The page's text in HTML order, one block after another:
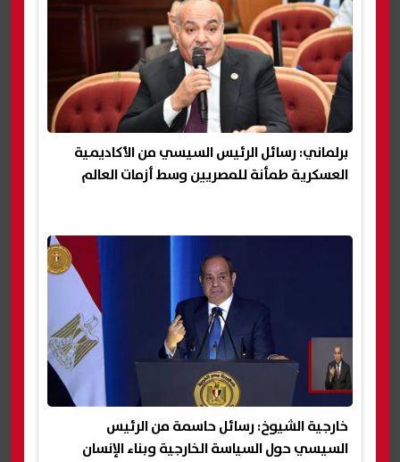
برلماني: رسائل الرئيس السيسي من الأكاديمية
العسكرية طمأنة للمصريين وسط أزمات العالم
خارجية الشيوخ: رسائل حاسمة من الرئيس
السيسي حول السياسة الخارجية وبناء الإنسان